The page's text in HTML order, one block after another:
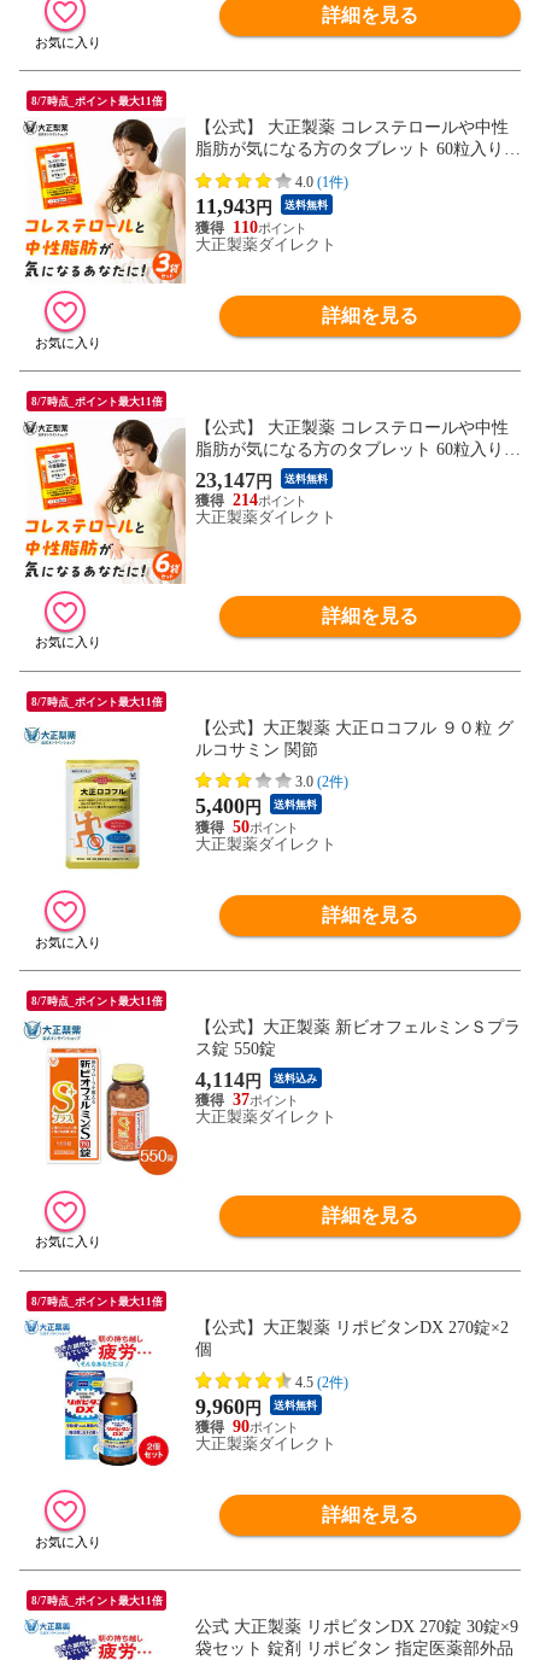
詳細を見る
8/7時点_ポイント最大11倍
【公式】 大正製薬 コレステロールや中性
脂肪が気になる方のタブレット 60粒入り×
3袋セット 1日2粒目安 サプリ サプリメン
ト 機能性表示食品 健康食品 ザクロ コレス
テロール 健康 中性脂肪 エラグ酸 ldlコレス
テロール 健康サプリメント 中性脂肪下げ
る LDL
4.0 (1件)
11,943円 送料無料
110
大正製薬ダイレクト
詳細を見る
8/7時点_ポイント最大11倍
【公式】 大正製薬 コレステロールや中性
脂肪が気になる方のタブレット 60粒入り×
6袋セット 1日2粒目安 サプリ サプリメン
ト 機能性表示食品 健康食品 ザクロ コレス
テロール 健康 中性脂肪 エラグ酸 ldlコレス
23,147円 送料無料
214
大正製薬ダイレクト
詳細を見る
8/7時点_ポイント最大11倍
【公式】大正製薬 大正ロコフル ９０粒 グ
ルコサミン 関節
3.0 (2件)
5,400円 送料無料
50
大正製薬ダイレクト
詳細を見る
8/7時点_ポイント最大11倍
【公式】大正製薬 新ビオフェルミンＳプラ
ス錠 550錠
4,114円 送料込み
37
大正製薬ダイレクト
詳細を見る
8/7時点_ポイント最大11倍
【公式】大正製薬 リポビタンDX 270錠×2
個
4.5 (2件)
9,960円 送料無料
90
大正製薬ダイレクト
詳細を見る
8/7時点_ポイント最大11倍
公式 大正製薬 リポビタンDX 270錠 30錠×9
袋セット 錠剤 リポビタン 指定医薬部外品